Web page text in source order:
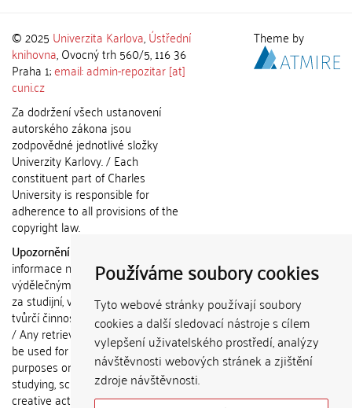
Používáme soubory cookies
Tyto webové stránky používají soubory
cookies a další sledovací nástroje s cílem
vylepšení uživatelského prostředí, analýzy
návštěvnosti webových stránek a zjištění
zdroje návštěvnosti.
© 2025 Univerzita Karlova,Ústřední
knihovna, Ovocný trh 560/5, 116 36
Praha 1;email: admin-repozitar [at]
cuni.cz
Za dodržení všech ustanovení
autorského zákona jsou
zodpovědné jednotlivé složky
Univerzity Karlovy. / Each
constituent part of Charles
University is responsible for
adherence to all provisions of the
copyright law.
Upozornění / Notice:
informace nemohou být použity k
výdělečným účelům nebo vydávány
za studijní, vědeckou nebo jinou
tvůrčí činnost jiné osoby než autora.
/ Any retrieved information shall not
be used for any commercial
purposes or claimed as results of
studying, scientific or any other
creative activities of any person
Theme by